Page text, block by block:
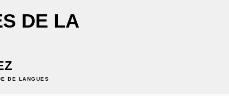
DE LA
DE LANGUES